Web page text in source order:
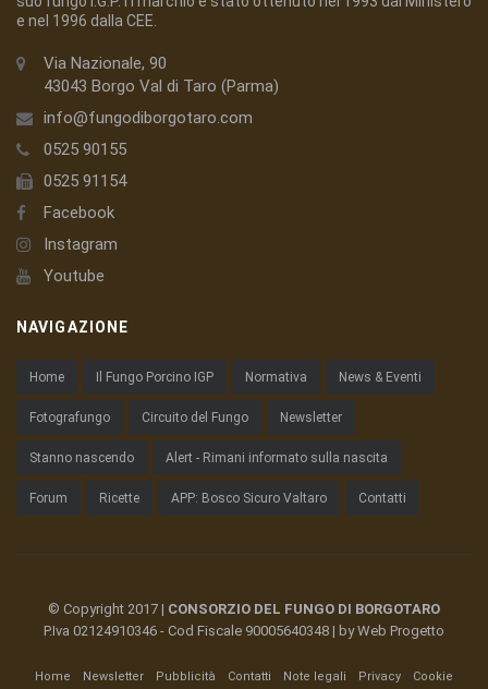
e nel 1996 dalla CEE.
Via Nazionale, 90
43043 Borgo Val di Taro (Parma)
info@fungodiborgotaro.com
0525 90155
0525 91154
Facebook
Instagram
Youtube
NAVIGAZIONE
Home Il Fungo Porcino IGP Normativa News & Eventi
Fotografungo Circuito del Fungo Newsletter
Stanno nascendo Alert - Rimani informato sulla nascita
Forum Ricette APP: Bosco Sicuro Valtaro Contatti
© Copyright 2017 | CONSORZIO DEL FUNGO DI BORGOTARO
P.Iva 02124910346 - Cod Fiscale 90005640348 | byWeb Progetto
Home Newsletter Pubblicità Contatti Note legali Privacy Cookie